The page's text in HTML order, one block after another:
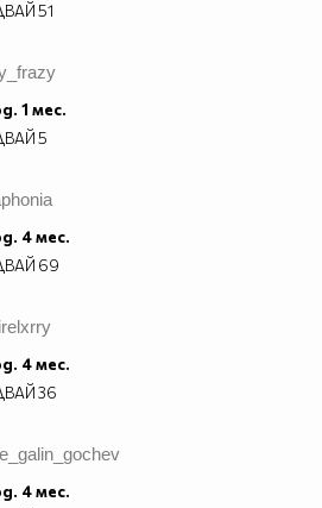
51
1 мес.
5
4 мес.
69
4 мес.
36
4 мес.